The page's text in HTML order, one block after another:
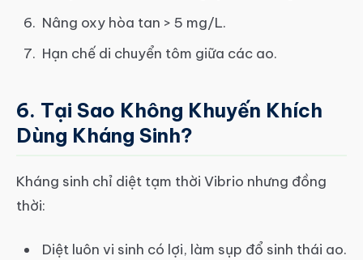
Nâng oxy hòa tan > 5 mg/L.
Hạn chế di chuyển tôm giữa các ao.
6. Tại Sao Không Khuyến Khích
Dùng Kháng Sinh?
Kháng sinh chỉ diệt tạm thời Vibrio nhưng đồng
thời:
Diệt luôn vi sinh có lợi, làm sụp đổ sinh thái ao.